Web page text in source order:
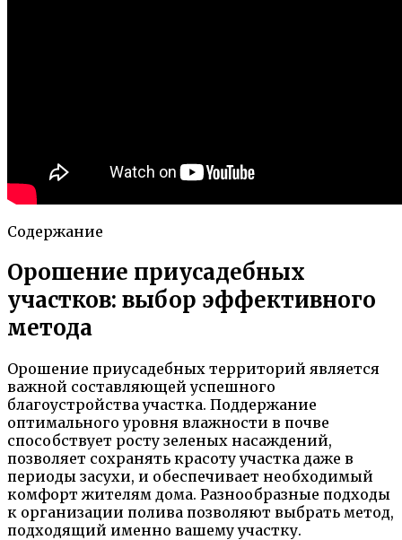
Содержание
Орошение приусадебных
участков: выбор эффективного
метода
Орошение приусадебных территорий является
важной составляющей успешного
благоустройства участка. Поддержание
оптимального уровня влажности в почве
способствует росту зеленых насаждений,
позволяет сохранять красоту участка даже в
периоды засухи, и обеспечивает необходимый
комфорт жителям дома. Разнообразные подходы
к организации полива позволяют выбрать метод,
подходящий именно вашему участку.